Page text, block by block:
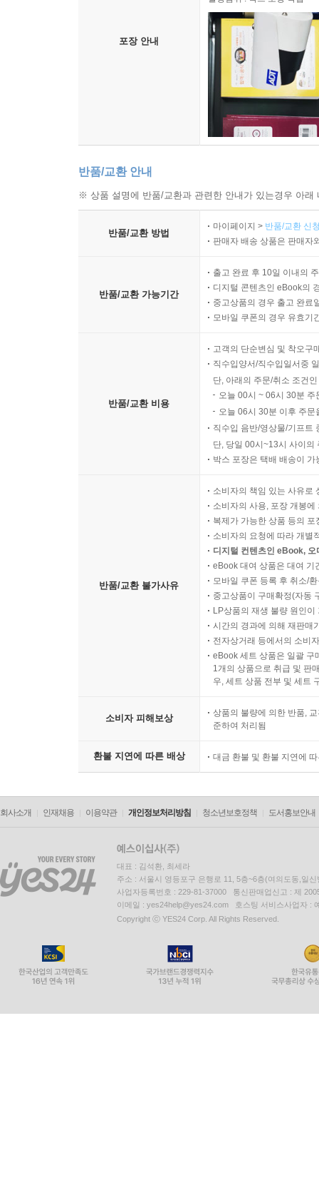
포장 안내
반품/교환 안내
※ 상품 설명에 반품/교환과 관련한 안내가 있는경우 아
반품/교환 방법
마이페이지 > 반품/교환 신
판매자 배송 상품은 판매자
반품/교환 가능기간
출고 완료 후 10일 이내의
디지털 콘텐츠인 eBook의
중고상품의 경우 출고 완료
모바일 쿠폰의 경우 유효기
반품/교환 비용
고객의 단순변심 및 착오구
직수입양서/직수입일서중
단, 아래의 주문/취소 조건
오늘 00시 ~ 06시 30분
오늘 06시 30분 이후 주
직수입 음반/영상물/기프트
단, 당일 00시~13시 사이의
박스 포장은 택배 배송이
반품/교환 불가사유
소비자의 책임 있는 사유로
소비자의 사용, 포장 개봉
복제가 가능한 상품 등의
소비자의 요청에 따라 개별
디지털 컨텐츠인 eBook,
eBook 대여 상품은 대여 기
모바일 쿠폰 등록 후 취소/
중고상품이 구매확정(자동
LP상품의 재생 불량 원인
시간의 경과에 의해 재판매
전자상거래 등에서의 소비
eBook 세트 상품은 일괄 구
1개의 상품으로 취급 및 판
우, 세트 상품 전부 및 세트
소비자 피해보상
상품의 불량에 의한 반품,
준하여 처리됨
환불 지연에 따른 배상 대금 환불 및 환불 지연에
회사소개 인재채용 이용약관 개인정보처리방침 청소년보호정책 도서홍보안내
대표 : 김석환, 최세라
주소 : 서울시 영등포구 은행로 11, 5층~6층(여의도동,일신
사업자등록번호 : 229-81-37000 통신판매업신고 : 제
이메일 : yes24help@yes24.com 호스팅 서비스사업자 :
Copyright ⓒ YES24 Corp. All Rights Reserved.